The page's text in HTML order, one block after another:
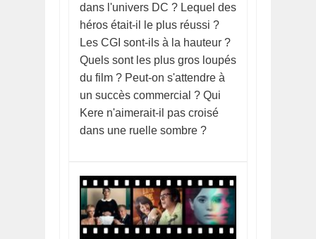
dans l'univers DC ? Lequel des
héros était-il le plus réussi ?
Les CGI sont-ils à la hauteur ?
Quels sont les plus gros loupés
du film ? Peut-on s'attendre à
un succès commercial ? Qui
Kere n'aimerait-il pas croisé
dans une ruelle sombre ?